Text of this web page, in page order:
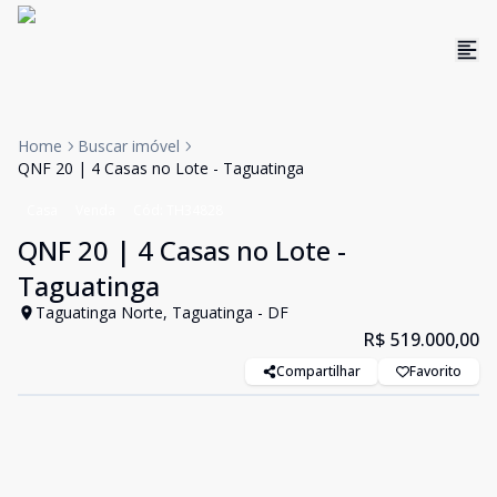
Home
Buscar imóvel
QNF 20 | 4 Casas no Lote - Taguatinga
QNF 20 | 4 Casas no Lote -
Taguatinga
Taguatinga Norte, Taguatinga - DF
R$ 519.000,00
Compartilhar Favorito